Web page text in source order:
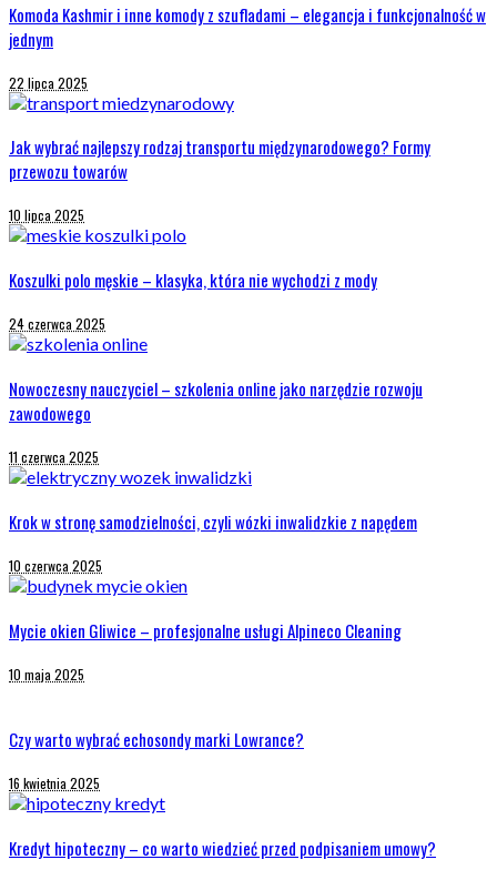
Komoda Kashmir i inne komody z szufladami – elegancja i funkcjonalność w
jednym
22 lipca 2025
Jak wybrać najlepszy rodzaj transportu międzynarodowego? Formy
przewozu towarów
10 lipca 2025
Koszulki polo męskie – klasyka, która nie wychodzi z mody
24 czerwca 2025
Nowoczesny nauczyciel – szkolenia online jako narzędzie rozwoju
zawodowego
11 czerwca 2025
Krok w stronę samodzielności, czyli wózki inwalidzkie z napędem
10 czerwca 2025
Mycie okien Gliwice – profesjonalne usługi Alpineco Cleaning
10 maja 2025
Czy warto wybrać echosondy marki Lowrance?
16 kwietnia 2025
Kredyt hipoteczny – co warto wiedzieć przed podpisaniem umowy?